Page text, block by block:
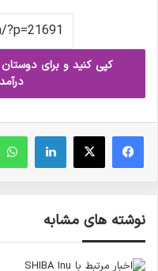
کپی کنید و برای
فیس بوک X لینکدین
نوشته های مشابه